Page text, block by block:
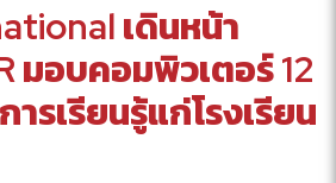
เดินหน้า
มอบคอมพิวเตอร์ 12
รเรียนรู้แก่โรงเรียน